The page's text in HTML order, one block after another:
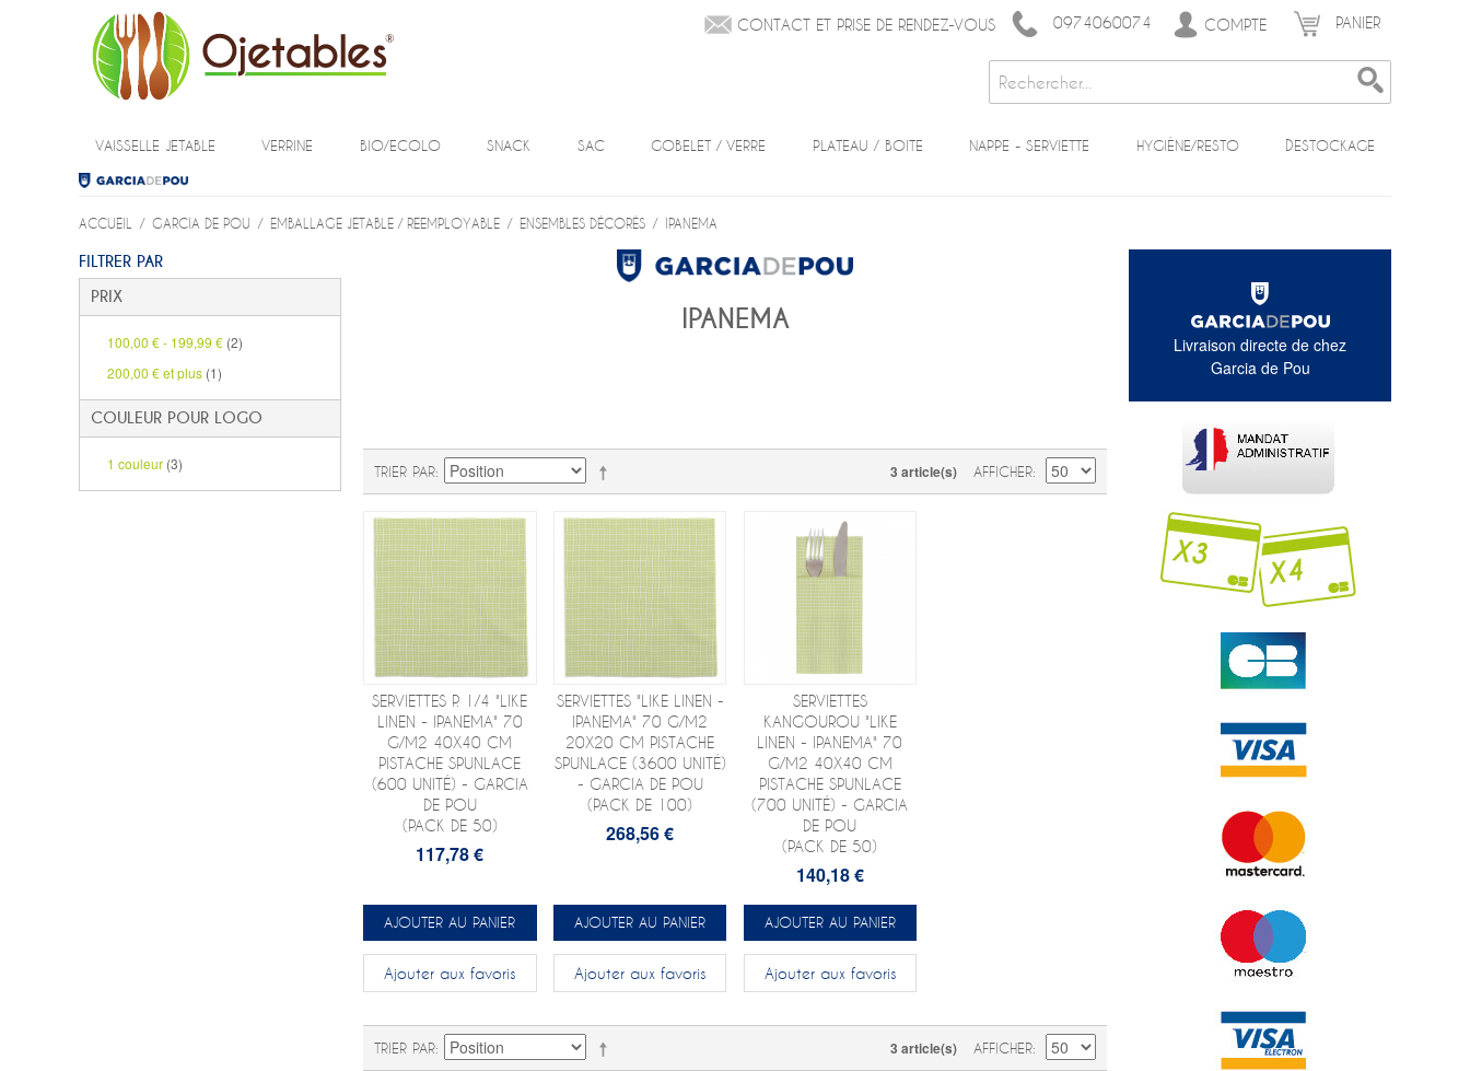
CONTACT ET PRISE DE RENDEZ-VOUS 0974060074 COMPTE PANIER
VAISSELLE JETABLE VERRINE BIO/ECOLO SNACK SAC GOBELET / VERRE PLATEAU / BOITE NAPPE - SERVIETTE HYGIÈNE/RESTO DESTOCKAGE
ACCUEIL / GARCIA DE POU / EMBALLAGE JETABLE / REEMPLOYABLE / ENSEMBLES DÉCORÉS / IPANEMA
FILTRER PAR
PRIX
100,00 €- 199,99 € (2)
200,00 €et plus (1)
COULEUR POUR LOGO
1 couleur (3)
IPANEMA
TRIER PAR 3 article(s) AFFICHER
SERVIETTES P. 1/4 "LIKE
LINEN - IPANEMA" 70
G/M2 40X40 CM
PISTACHE SPUNLACE
(600 UNITÉ) - GARCIA
DE POU
(PACK DE 50)
117,78 €
AJOUTER AU PANIER
Ajouter aux favoris
SERVIETTES "LIKE LINEN -
IPANEMA" 70 G/M2
20X20 CM PISTACHE
SPUNLACE (3600 UNITÉ)
- GARCIA DE POU
(PACK DE 100)
268,56 €
AJOUTER AU PANIER
Ajouter aux favoris
SERVIETTES
KANGOUROU "LIKE
LINEN - IPANEMA" 70
G/M2 40X40 CM
PISTACHE SPUNLACE
(700 UNITÉ) - GARCIA
DE POU
(PACK DE 50)
140,18 €
AJOUTER AU PANIER
Ajouter aux favoris
TRIER PAR 3 article(s) AFFICHER
Livraison directe de chez
Garcia de Pou